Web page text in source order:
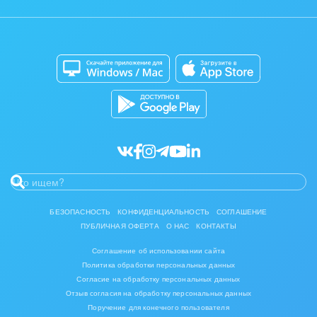
Кибербезопасность
Битрикс24 для Энтерпрайз
Битрикс24 Маркет
Разработчикам приложений
БЕЗОПАСНОСТЬ КОНФИДЕНЦИАЛЬНОСТЬ
СОГЛАШЕНИЕ
ПУБЛИЧНАЯ ОФЕРТА
О НАС КОНТАКТЫ
Соглашение об использовании сайта
Политика обработки персональных данных
Согласие на обработку персональных данных
Отзыв согласия на обработку персональных данных
Поручение для конечного пользователя